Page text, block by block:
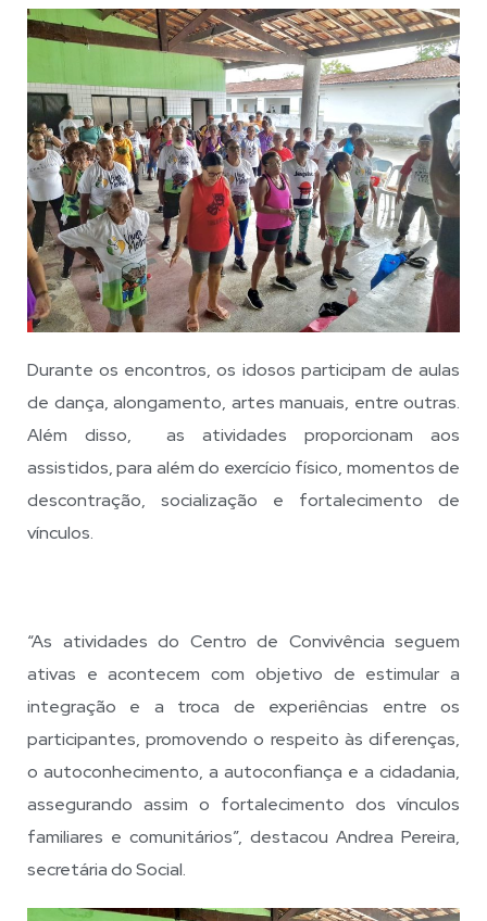
Durante os encontros, os idosos participam de aulas
de dança, alongamento, artes manuais, entre outras.
Além disso, as atividades proporcionam aos
assistidos, para além do exercício físico, momentos de
descontração, socialização e fortalecimento de
vínculos.
“As atividades do Centro de Convivência seguem
ativas e acontecem com objetivo de estimular a
integração e a troca de experiências entre os
participantes, promovendo o respeito às diferenças,
o autoconhecimento, a autoconfiança e a cidadania,
assegurando assim o fortalecimento dos vínculos
familiares e comunitários”, destacou Andrea Pereira,
secretária do Social.